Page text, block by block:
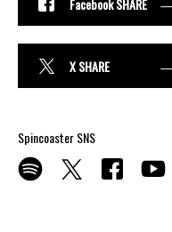
Facebook SHARE
X SHARE
Spincoaster SNS